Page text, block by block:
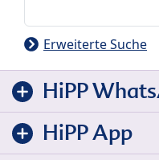
Erweiterte Suche
HiPP
HiPP App